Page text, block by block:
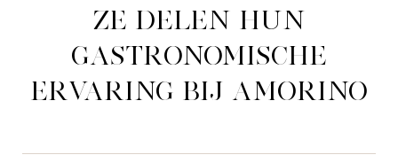
Ze delen hun
gastronomische
ervaring bij Amorino